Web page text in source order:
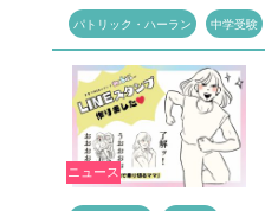
パトリック・ハーラン 中学受験
ニュース